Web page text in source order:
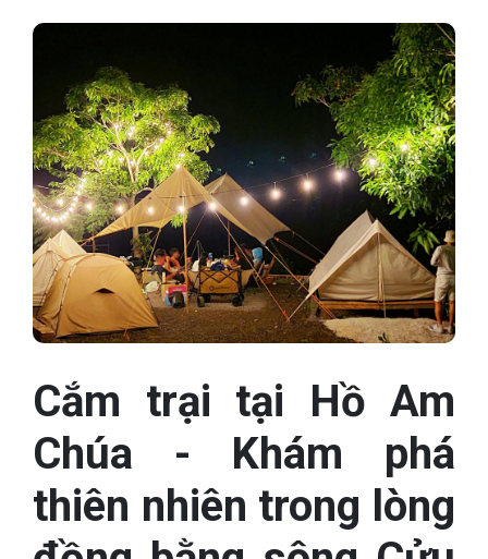
Cắm trại tại Hồ Am
Chúa - Khám phá
thiên nhiên trong lòng